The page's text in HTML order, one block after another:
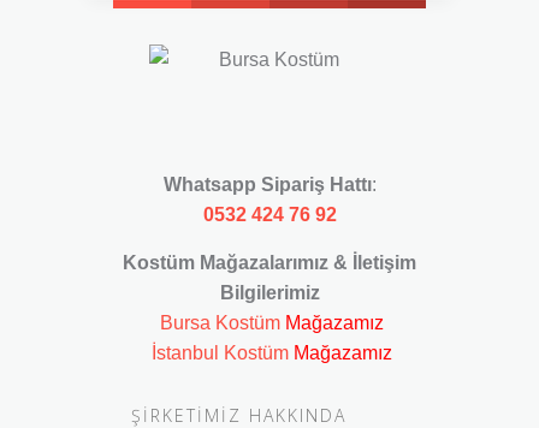
Whatsapp Sipariş Hattı:
0532 424 76 92
Kostüm Mağazalarımız & İletişim
Bilgilerimiz
Bursa Kostüm Mağazamız
İstanbul Kostüm Mağazamız
ŞİRKETİMİZ HAKKINDA